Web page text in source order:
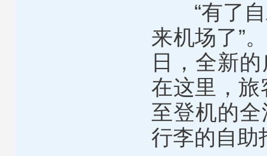
“有了自
来机场了”
日，全新
在这里，旅
至登机的全
行李的自助